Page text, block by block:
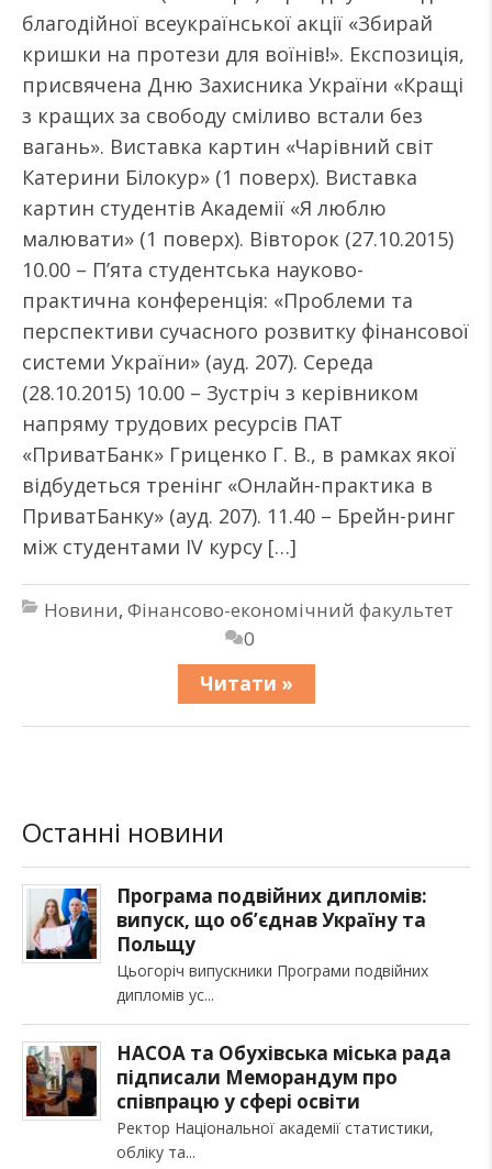
благодійної всеукраїнської акції «Збирай
кришки на протези для воїнів!». Експозиція,
присвячена Дню Захисника України «Кращі
з кращих за свободу сміливо встали без
вагань». Виставка картин «Чарівний світ
Катерини Білокур» (1 поверх). Виставка
картин студентів Академії «Я люблю
малювати» (1 поверх). Вівторок (27.10.2015)
10.00 – П’ята студентська науково-
практична конференція: «Проблеми та
перспективи сучасного розвитку фінансової
системи України» (ауд. 207). Середа
(28.10.2015) 10.00 – Зустріч з керівником
напряму трудових ресурсів ПАТ
«ПриватБанк» Гриценко Г. В., в рамках якої
відбудеться тренінг «Онлайн-практика в
ПриватБанку» (ауд. 207). 11.40 – Брейн-ринг
між студентами IV курсу […]
Новини, Фінансово-економічний факультет
0
Читати »
Останні новини
Програма подвійних дипломів:
випуск, що об’єднав Україну та
Польщу
Цьогоріч випускники Програми подвійних
дипломів ус
НАСОА та Обухівська міська рада
підписали Меморандум про
співпрацю у сфері освіти
Ректор Національної академії статистики,
обліку та